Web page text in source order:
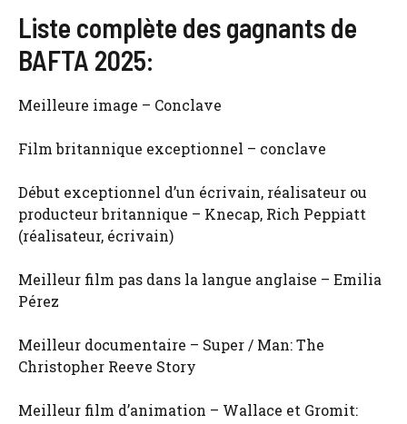
Liste complète des gagnants de
BAFTA 2025:
Meilleure image – Conclave
Film britannique exceptionnel – conclave
Début exceptionnel d’un écrivain, réalisateur ou
producteur britannique – Knecap, Rich Peppiatt
(réalisateur, écrivain)
Meilleur film pas dans la langue anglaise – Emilia
Pérez
Meilleur documentaire – Super / Man: The
Christopher Reeve Story
Meilleur film d’animation – Wallace et Gromit: